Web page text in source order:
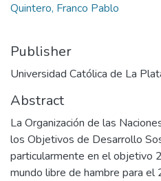
Quintero, Franco Pablo
Publisher
Universidad Católica de La
Abstract
La Organización de las
los Objetivos de Desarrollo
particularmente en el objetivo
mundo libre de hambre para